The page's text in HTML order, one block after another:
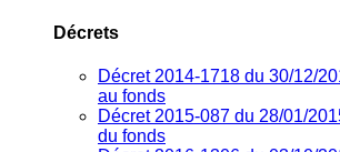
Décrets
Décret 2014-1718 du 30/12/
au fonds
Décret 2015-087 du 28/01/
du fonds